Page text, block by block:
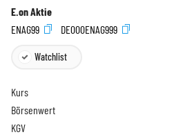
E.on Aktie
ENAG99
DE000ENAG999
Watchlist
Kurs
Börsenwert
KGV